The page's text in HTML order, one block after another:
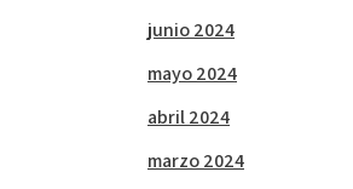
junio 2024
mayo 2024
abril 2024
marzo 2024